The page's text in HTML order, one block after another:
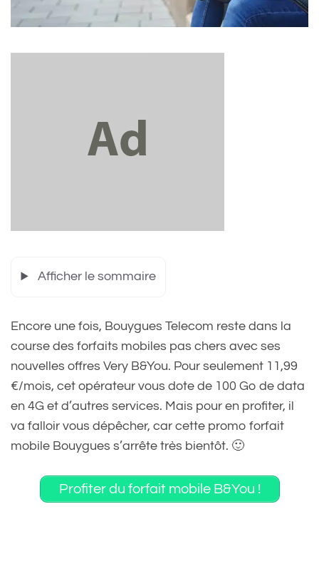
Afficher le sommaire
Encore une fois, Bouygues Telecom reste dans la
course des forfaits mobiles pas chers avec ses
nouvelles offres Very B&You. Pour seulement 11,99
€/mois, cet opérateur vous dote de 100 Go de data
en 4G et d’autres services. Mais pour en profiter, il
va falloir vous dépêcher, car cette promo forfait
mobile Bouygues s’arrête très bientôt. 🙂
Profiter du forfait mobile B&You !